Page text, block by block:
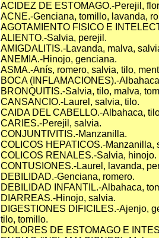
ACIDEZ DE ESTOMAGO.-Perejil,
ACNE.-Genciana, tomillo, lavanda,
AGOTAMIENTO FISICO E
ALIENTO.-Salvia, perejil.
AMIGDALITIS.-Lavanda, malva,
ANEMIA.-Hinojo, genciana.
ASMA.-Anís, romero, salvia, tilo,
BOCA (INFLAMACIONES).-
BRONQUITIS.-Salvia, tilo, malva,
CANSANCIO.-Laurel, salvia, tilo.
CAIDA DEL CABELLO.-Albahaca,
CARIES.-Perejil, salvia.
CONJUNTIVITIS.-Manzanilla.
COLICOS HEPATICOS.-Manzanilla,
COLICOS RENALES.-Salvia, hinojo.
CONTUSIONES.-Laurel, lavanda,
DEBILIDAD.-Genciana, romero.
DEBILIDAD INFANTIL.-Albahaca,
DIARREAS.-Hinojo, salvia.
DIGESTIONES DlFICILES.-Ajenjo,
tilo, tomillo.
DOLORES DE ESTOMAGO E